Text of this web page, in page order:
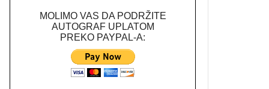
MOLIMO VAS DA PODRŽITE
AUTOGRAF UPLATOM
PREKO PAYPAL-A: